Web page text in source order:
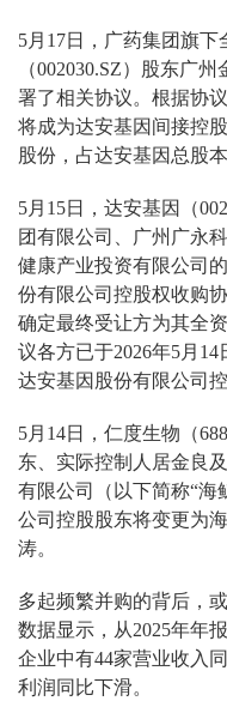
5月17日，广药集团旗
（002030.SZ）股东广
署了相关协议。根据协
将成为达安基因间接控
股份，占达安基因总股本
5月15日，达安基因（
团有限公司、广州广永
健康产业投资有限公司
份有限公司控股权收购
确定最终受让方为其全
议各方已于2026年5月
达安基因股份有限公司
5月14日，仁度生物（
东、实际控制人居金良
有限公司（以下简称“海
公司控股股东将变更为
涛。
多起频繁并购的背后，
数据显示，从2025年年
企业中有44家营业收入
利润同比下滑。